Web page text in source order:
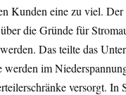
Kunden eine zu viel.
die Gründe für
Das teilte das
werden im
versorgt. In